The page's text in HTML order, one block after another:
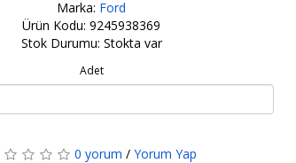
Marka: Ford
Ürün Kodu: 9245938369
Stok Durumu: Stokta var
Adet
0 yorum /Yorum Yap